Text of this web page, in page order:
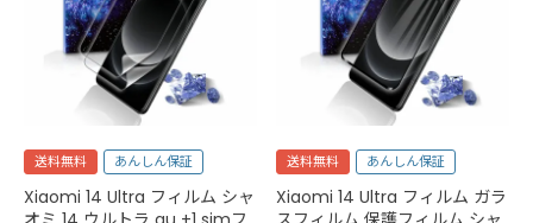
送料無料 あんしん保証
Xiaomi 14 Ultra フィルム シャ
送料無料 あんしん保証
Xiaomi 14 Ultra フィルム ガラ